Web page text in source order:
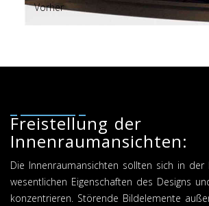
Vorher
Freistellung der
Innenraumansichten:
Die Innenraumansichten sollten sich in der
wesentlichen Eigenschaften des Designs
konzentrieren. Störende Bildelemente